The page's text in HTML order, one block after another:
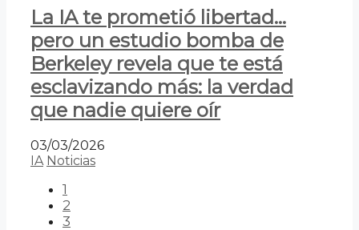
La IA te prometió libertad…
pero un estudio bomba de
Berkeley revela que te está
esclavizando más: la verdad
que nadie quiere oír
03/03/2026
IA Noticias
1
2
3